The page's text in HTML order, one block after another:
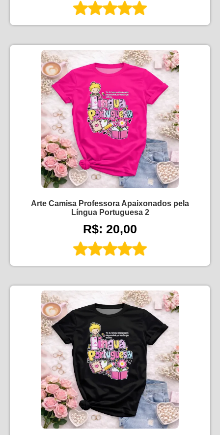
Arte Camisa Professora Apaixonados pela
Língua Portuguesa 2
R$: 20,00